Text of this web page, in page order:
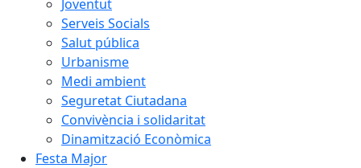
Joventut
Serveis Socials
Salut pública
Urbanisme
Medi ambient
Seguretat Ciutadana
Convivència i solidaritat
Dinamització Econòmica
Festa Major